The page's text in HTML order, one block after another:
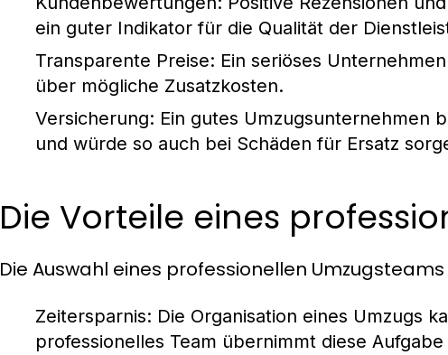
ein guter Indikator für die Qualität der
Transparente Preise: Ein seriöses
über mögliche Zusatzkosten.
Versicherung: Ein gutes Umzugsunternehmen
und würde so auch bei Schäden für Ersatz
Die Vorteile eines
Die Auswahl eines professionellen
Zeitersparnis: Die Organisation eines Umzugs
professionelles Team übernimmt diese